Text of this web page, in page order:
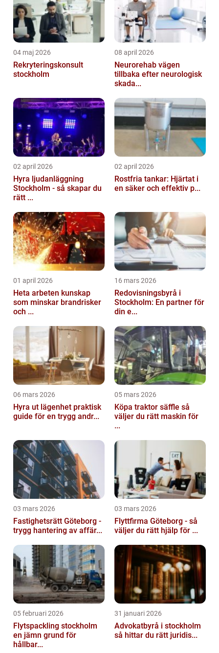
04 maj 2026
Rekryteringskonsult
stockholm
08 april 2026
Neurorehab vägen
tillbaka efter neurologisk
skada...
02 april 2026
Hyra ljudanläggning
Stockholm - så skapar du
rätt ...
02 april 2026
Rostfria tankar: Hjärtat i
en säker och effektiv p...
01 april 2026
Heta arbeten kunskap
som minskar brandrisker
och ...
16 mars 2026
Redovisningsbyrå i
Stockholm: En partner för
din e...
06 mars 2026
Hyra ut lägenhet praktisk
guide för en trygg andr...
05 mars 2026
Köpa traktor säffle så
väljer du rätt maskin för
...
03 mars 2026
Fastighetsrätt Göteborg -
trygg hantering av affär...
03 mars 2026
Flyttfirma Göteborg - så
väljer du rätt hjälp för ...
05 februari 2026
Flytspackling stockholm
en jämn grund för
hållbar...
31 januari 2026
Advokatbyrå i stockholm
så hittar du rätt juridis...